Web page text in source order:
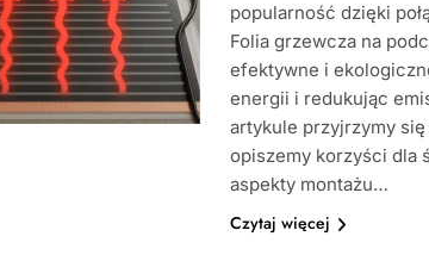
popularność dzięki
Folia grzewcza na
efektywne i
energii i redukując
artykule przyjrzymy się
opiszemy korzyści dla
aspekty montażu…
Czytaj więcej